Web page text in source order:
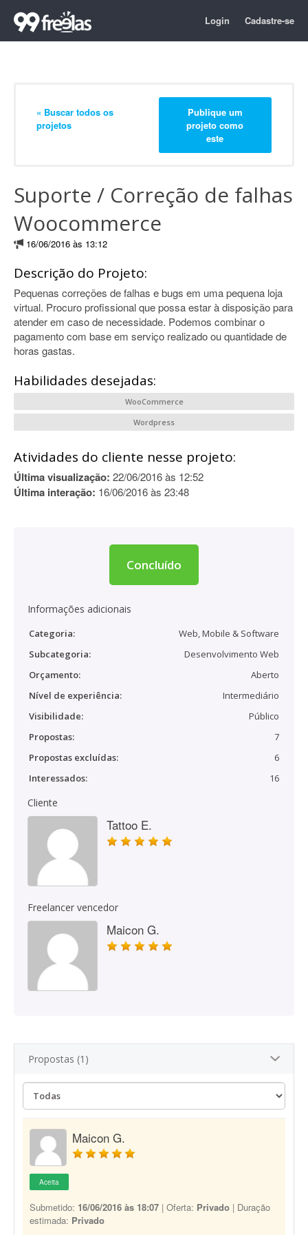
Login Cadastre-se
« Buscar todos os
projetos
Publique um
projeto como
este
Suporte / Correção de falhas
Woocommerce
16/06/2016 às 13:12
Descrição do Projeto:
Pequenas correções de falhas e bugs em uma pequena loja
virtual. Procuro profissional que possa estar à disposição para
atender em caso de necessidade. Podemos combinar o
pagamento com base em serviço realizado ou quantidade de
horas gastas.
Habilidades desejadas:
WooCommerce
Wordpress
Atividades do cliente nesse projeto:
Última visualização: 22/06/2016 às 12:52
Última interação: 16/06/2016 às 23:48
Concluído
Informações adicionais
Categoria:
Web, Mobile & Software
Subcategoria:
Desenvolvimento Web
Orçamento:
Aberto
Nível de experiência:
Intermediário
Visibilidade:
Público
Propostas:
7
Propostas excluídas:
6
Interessados:
16
Cliente
Tattoo E.
Freelancer vencedor
Maicon G.
Propostas (1)
Maicon G.
Aceita
Submetido: 16/06/2016 às 18:07 | Oferta: Privado | Duração
estimada: Privado